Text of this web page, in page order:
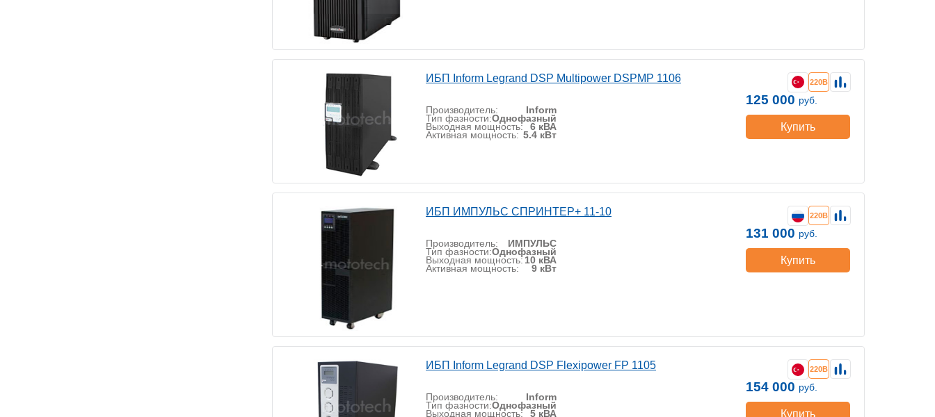
ИБП Inform Legrand DSP Multipower DSPMP 1106
Производитель: Inform
Тип фазности:Однофазный
Выходная мощность: 6 кВА
Активная мощность: 5.4 кВт
220В
125 000 руб.
Купить
ИБП ИМПУЛЬС СПРИНТЕР+ 11-10
Производитель: ИМПУЛЬС
Тип фазности:Однофазный
Выходная мощность: 10 кВА
Активная мощность: 9 кВт
220В
131 000 руб.
Купить
ИБП Inform Legrand DSP Flexipower FP 1105
Производитель: Inform
Тип фазности:Однофазный
Выходная мощность: 5 кВА
220В
154 000 руб.
Купить